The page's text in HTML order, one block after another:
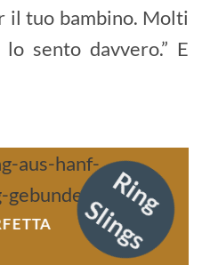
il tuo bambino. Molti
sento davvero.” E
R
i
n
g
S
l
i
n
g
s